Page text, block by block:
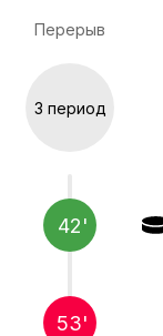
Перерыв
3 период
42'
53'